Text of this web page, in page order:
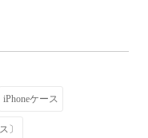
iPhoneケース
〕